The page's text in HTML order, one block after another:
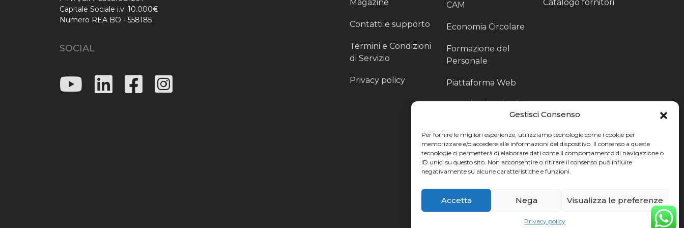
Gestisci Consenso
Per fornire le migliori esperienze, utilizziamo tecnologie come i cookie per
memorizzare e/o accedere alle informazioni del dispositivo. Il consenso a queste
tecnologie ci permetterà di elaborare dati come il comportamento di navigazione o
ID unici su questo sito. Non acconsentire o ritirare il consenso può influire
negativamente su alcune caratteristiche e funzioni.
Accetta Nega Visualizza le preferenze
Privacy policy
Capitale Sociale i.v. 10.000€
Numero REA BO - 558185
SOCIAL
Magazine
Contatti e supporto
Termini e Condizioni
di Servizio
Privacy policy
CAM
Economia Circolare
Formazione del
Personale
Piattaforma Web
Scouting fornitori
Particolari
Raccoglitori di Fine
Linea
Catalogo fornitori